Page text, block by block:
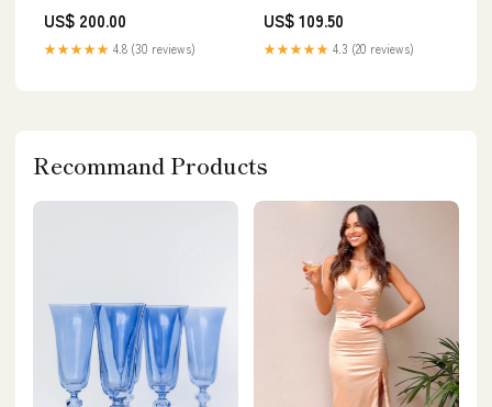
US$ 200.00
★★★★★ 4.8 (30 reviews)
US$ 109.50
★★★★★ 4.3 (20 reviews)
Recommand Products